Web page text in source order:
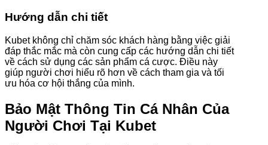
Hướng dẫn chi tiết
Kubet không chỉ chăm sóc khách hàng bằng việc giải
đáp thắc mắc mà còn cung cấp các hướng dẫn chi tiết
về cách sử dụng các sản phẩm cá cược. Điều này
giúp người chơi hiểu rõ hơn về cách tham gia và tối
ưu hóa cơ hội thắng của mình.
Bảo Mật Thông Tin Cá Nhân Của
Người Chơi Tại Kubet